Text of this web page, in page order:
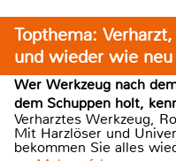
Topthema:
und wieder wie neu
Wer Werkzeug nach
dem Schuppen holt,
Verharztes Werkzeug,
Mit Harzlöser und
bekommen Sie alles